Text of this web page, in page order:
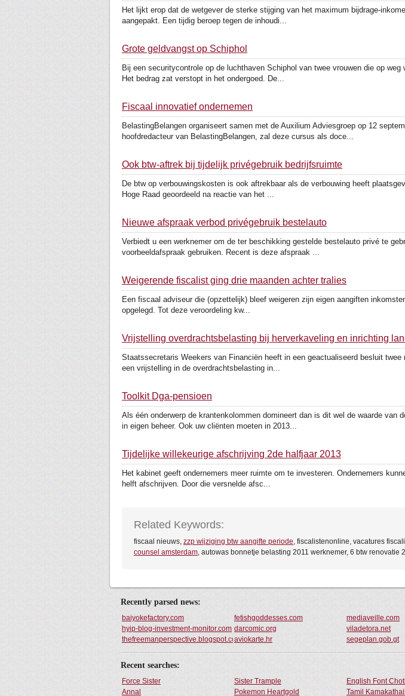
Het lijkt erop dat de wetgever de sterke stijging van het maximum bijdrage-
aangepakt. Een tijdig beroep tegen de inhoudi...
Grote geldvangst op Schiphol
Bij een securitycontrole op de luchthaven Schiphol van twee vrouwen die op
Het bedrag zat verstopt in het ondergoed. De...
Fiscaal innovatief ondernemen
BelastingBelangen organiseert samen met de Auxilium Adviesgroep op 12
hoofdredacteur van BelastingBelangen, zal deze cursus als doce...
Ook btw-aftrek bij tijdelijk privégebruik bedrijfsruimte
De btw op verbouwingskosten is ook aftrekbaar als de verbouwing heeft
Hoge Raad geoordeeld na reactie van het ...
Nieuwe afspraak verbod privégebruik bestelauto
Verbiedt u een werknemer om de ter beschikking gestelde bestelauto privé te
voorbeeldafspraak gebruiken. Recent is deze afspraak ...
Weigerende fiscalist ging drie maanden achter tralies
Een fiscaal adviseur die (opzettelijk) bleef weigeren zijn eigen aangiften
opgelegd. Tot deze veroordeling kw...
Vrijstelling overdrachtsbelasting bij herverkaveling en inrichting
Staatssecretaris Weekers van Financiën heeft in een geactualiseerd besluit
een vrijstelling in de overdrachtsbelasting in...
Toolkit Dga-pensioen
Als één onderwerp de krantenkolommen domineert dan is dit wel de waarde van
in eigen beheer. Ook uw cliënten moeten in 2013...
Tijdelijke willekeurige afschrijving 2de halfjaar 2013
Het kabinet geeft ondernemers meer ruimte om te investeren. Ondernemers
helft afschrijven. Door die versnelde afsc...
Related Keywords:
fiscaal nieuws, zzp wijziging btw aangifte periode, fiscalistenonline, vacatures
counsel amsterdam, autowas bonnetje belasting 2011 werknemer, 6 btw renovatie
Recently parsed news:
baiyokefactory.com fetishgoddesses.com mediaveille.com
hyip-blog-investment-monitor.com darcomic.org viladetora.net
thefreemanperspective.blogspot.comaviokarte.hr segeplan.gob.gt
Recent searches:
Force Sister Sister Trample English Font
Annal
Pokemon Heartgold Tamil